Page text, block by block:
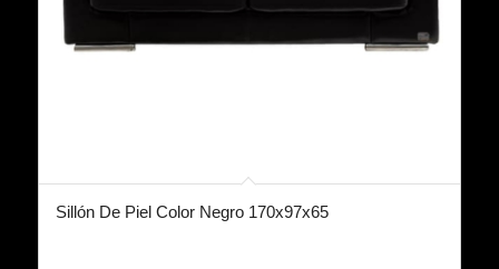
Sillón De Piel Color Negro 170x97x65